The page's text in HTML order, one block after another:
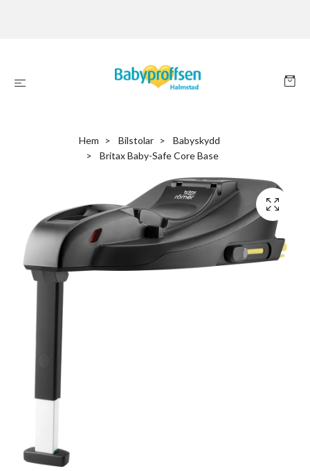
Hem Bilstolar
Babyskydd
Britax Baby-Safe Core Base